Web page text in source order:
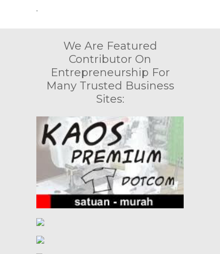
.
We Are Featured
Contributor On
Entrepreneurship For
Many Trusted Business
Sites: